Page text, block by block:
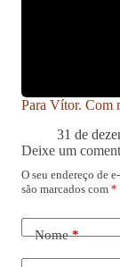
Para Vítor. Com
31 de
Deixe um
O seu endereço de
são marcados com *
Nome*